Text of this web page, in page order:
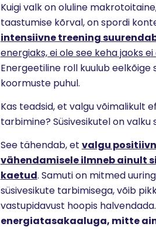
Kuigi valk on oluline
taastumise kõrval, on spordi
intensiivne treening
energiaks, ei ole see keha jaoks
Energeetiline roll kuulub
koormuste puhul.
Kas teadsid, et valgu võimalikult
tarbimine? Süsivesikutel on valku
See tähendab, et valgu
vähendamisele ilmneb ainult
kaetud. Samuti on mitmed
süsivesikute tarbimisega, võib
vastupidavust hoopis halvendada.
energiatasakaaluga, mitte